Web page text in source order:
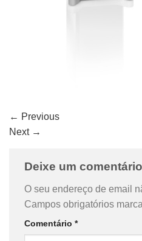
← Previous
Next →
Deixe um comentário
O seu endereço de email
Campos obrigatórios
Comentário *